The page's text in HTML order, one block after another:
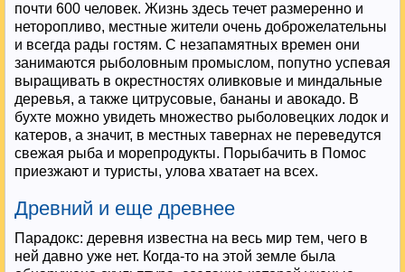
почти 600 человек. Жизнь здесь течет размеренно и
неторопливо, местные жители очень доброжелательны
и всегда рады гостям. С незапамятных времен они
занимаются рыболовным промыслом, попутно успевая
выращивать в окрестностях оливковые и миндальные
деревья, а также цитрусовые, бананы и авокадо. В
бухте можно увидеть множество рыболовецких лодок и
катеров, а значит, в местных тавернах не переведутся
свежая рыба и морепродукты. Порыбачить в Помос
приезжают и туристы, улова хватает на всех.
Древний и еще древнее
Парадокс: деревня известна на весь мир тем, чего в
ней давно уже нет. Когда-то на этой земле была